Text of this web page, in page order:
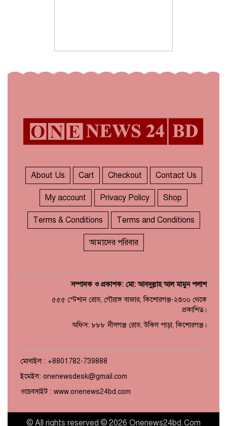
About Us Cart Checkout Contact Us
My account Privacy Policy Shop
Terms & Conditions Terms and Conditions
আমাদের পরিবার
সম্পাদক ও প্রকাশক: মো: আবদুল্লাহ আল মামুন পলাশ
৫৫৫ স্টেশান রোড, গৌরাঙ্গ বাজার, কিশোরগঞ্জ-২৩০০ থেকে
প্রকাশিত।
অফিস: ৮৮৮ নীলগঞ্জ রোড, উকিল পাড়া, কিশোরগঞ্জ।
মোবাইল : +8801782-739888
ইমেইল: onenewsdesk@gmail.com
ওয়েবসাইট : www.onenews24bd.com
© All rights reserved © 2026 Onenews24bd.Com